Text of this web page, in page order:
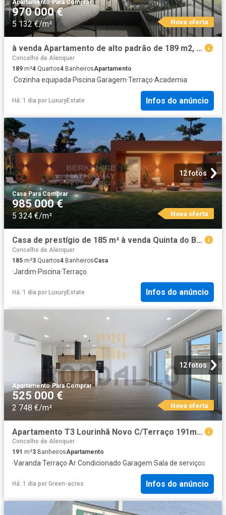
Apartamento·Para Comprar
970 000 €
5 132 €/m² Nova oferta
à venda Apartamento de alto padrão de 189 m2, Vila Franca de Xira, Portugal
Concelho de Alenquer
189 m²4 Quartos4 BanheirosApartamento
·Cozinha equipada·Piscina·Garagem·Terraço·Academia
Há: 1 dia por LuxuryEstate Infos do anúncio
12 fotos
Casa·Para Comprar
985 000 €
5 324 €/m² Nova oferta
Casa de prestígio de 185 m² à venda Quinta do Bom Sucesso, Óbidos, Leiria
Concelho de Alenquer
185 m²3 Quartos4 BanheirosCasa
·Jardim·Piscina·Terraço
Há: 1 dia por LuxuryEstate Infos do anúncio
12 fotos
Apartamento·Para Comprar
525 000 €
2 748 €/m² Nova oferta
Apartamento T3 Lourinhã Novo C/Terraço 191m² da Lourinhã e Atalaia
Concelho de Alenquer
191 m²3 BanheirosApartamento
·Varanda·Terraço·Ar Condicionado·Garagem·Sala de serviços
Há: 1 dia por Green-acres Infos do anúncio